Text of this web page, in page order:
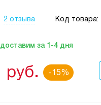
2 отзыва Код товара:
доставим за 1-4 дня
руб.
-15%